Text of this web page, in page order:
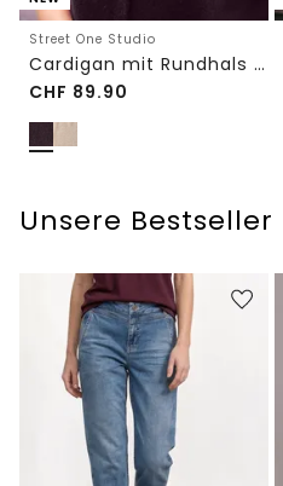
Street One Studio
Cardigan mit Rundhals und Knöpfen
CHF 89.90
Unsere Bestseller